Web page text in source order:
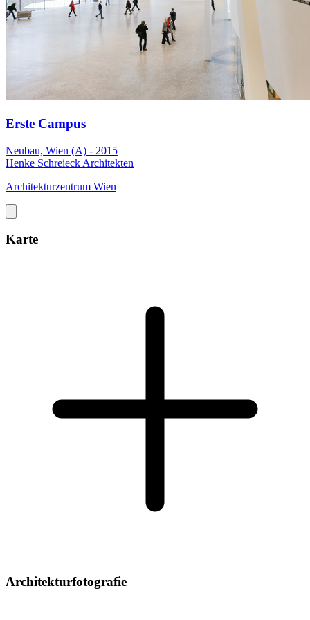
Erste Campus
Neubau, Wien (A) - 2015
Henke Schreieck Architekten
Architekturzentrum Wien
Karte
Architekturfotografie